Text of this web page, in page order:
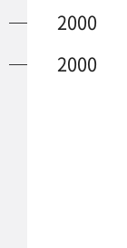
2000
2000